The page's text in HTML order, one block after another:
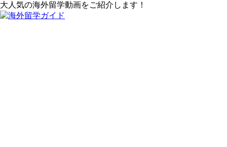
大人気の海外留学動画をご紹介します！